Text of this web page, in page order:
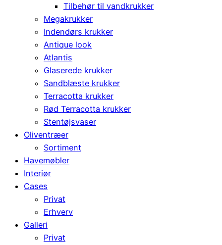
Tilbehør til vandkrukker
Megakrukker
Indendørs krukker
Antique look
Atlantis
Glaserede krukker
Sandblæste krukker
Terracotta krukker
Rød Terracotta krukker
Stentøjsvaser
Oliventræer
Sortiment
Havemøbler
Interiør
Cases
Privat
Erhverv
Galleri
Privat